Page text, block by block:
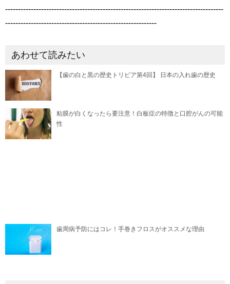
-------------------------------------------------------------------------------------
-----------------------------------------------------------
あわせて読みたい
【歯の白と黒の歴史トリビア第4回】 日本の入れ歯の歴史
粘膜が白くなったら要注意！白板症の特徴と口腔がんの可能
性
歯周病予防にはコレ！手巻きフロスがオススメな理由